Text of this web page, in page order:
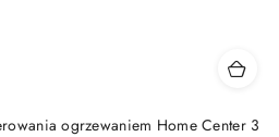
ogrzewaniem Home Center 3